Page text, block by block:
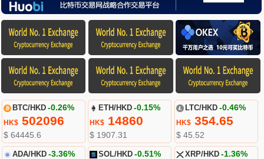
BTC/HKD -0.26%
HK$502096
$ 64445.6
ETH/HKD -0.15%
HK$ 14860
$ 1907.31
LTC/HKD -0.46%
HK$354.65
$ 45.52
ADA/HKD -3.36% SOL/HKD -0.51% XRP/HKD -1.36%